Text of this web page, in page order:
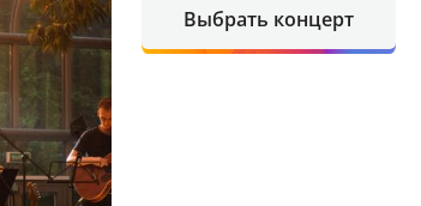
Выбрать концерт